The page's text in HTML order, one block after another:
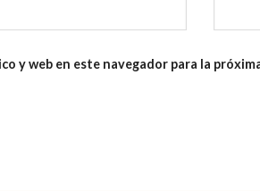
y web en este navegador para la